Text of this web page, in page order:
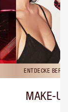
ENTDECKE
MAKE-